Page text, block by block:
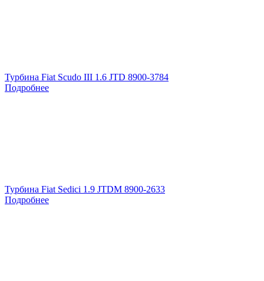
Турбина Fiat Scudo III 1.6 JTD 8900-3784
Подробнее
Турбина Fiat Sedici 1.9 JTDM 8900-2633
Подробнее